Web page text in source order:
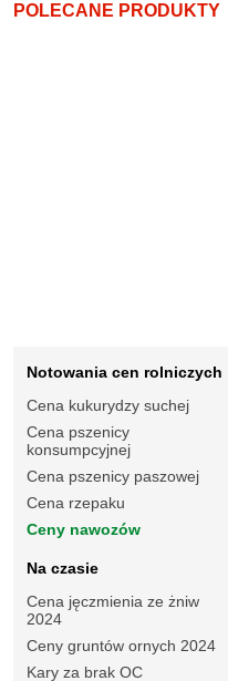
POLECANE PRODUKTY
Notowania cen rolniczych
Cena kukurydzy suchej
Cena pszenicy
konsumpcyjnej
Cena pszenicy paszowej
Cena rzepaku
Ceny nawozów
Na czasie
Cena jęczmienia ze żniw
2024
Ceny gruntów ornych 2024
Kary za brak OC